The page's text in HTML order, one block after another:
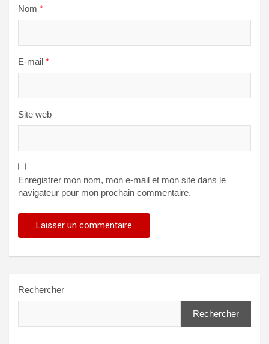
Nom *
E-mail *
Site web
Enregistrer mon nom, mon e-mail et mon site dans le
navigateur pour mon prochain commentaire.
Rechercher
Rechercher